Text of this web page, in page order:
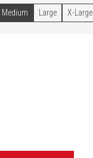
Medium Large X-Large